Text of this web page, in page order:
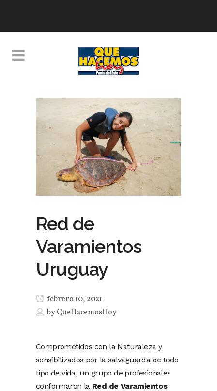
Red de
Varamientos
Uruguay
febrero 10, 2021
byQueHacemosHoy
Comprometidos con la Naturaleza y
sensibilizados por la salvaguarda de todo
tipo de vida, un grupo de profesionales
conformaron la Red de Varamientos